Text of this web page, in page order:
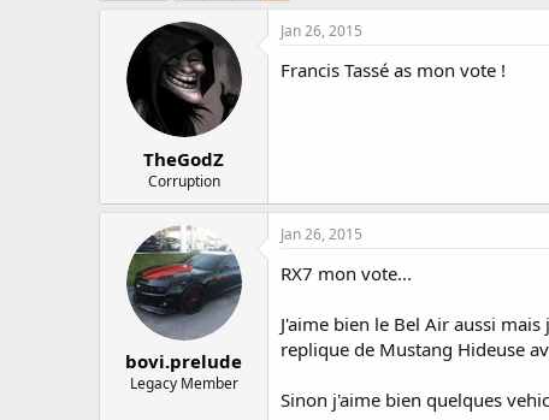
TheGodZ
Corruption
Jan 26, 2015
Francis Tassé as mon vote !
bovi.prelude
Legacy Member
Jan 26, 2015
RX7 mon vote...
J'aime bien le Bel Air aussi
replique de Mustang Hideuse
Sinon j'aime bien quelques